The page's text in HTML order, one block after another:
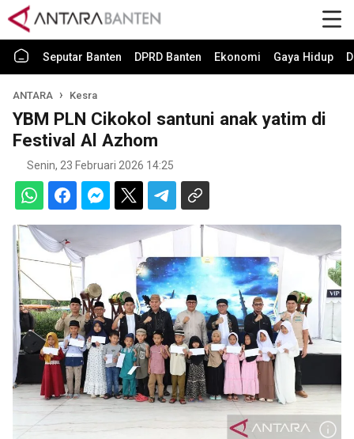
Seputar Banten DPRD Banten Ekonomi Gaya Hidup
ANTARA Kesra
YBM PLN Cikokol santuni anak yatim di
Festival Al Azhom
Senin, 23 Februari 2026 14:25